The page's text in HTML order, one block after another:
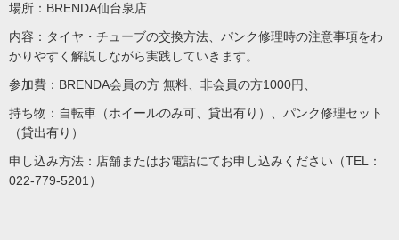
場所：BRENDA仙台泉店
内容：タイヤ・チューブの交換方法、パンク修理時の注意事項をわ
かりやすく解説しながら実践していきます。
参加費：BRENDA会員の方 無料、非会員の方1000円、
持ち物：自転車（ホイールのみ可、貸出有り）、パンク修理セット
（貸出有り）
申し込み方法：店舗またはお電話にてお申し込みください（TEL：
022-779-5201）